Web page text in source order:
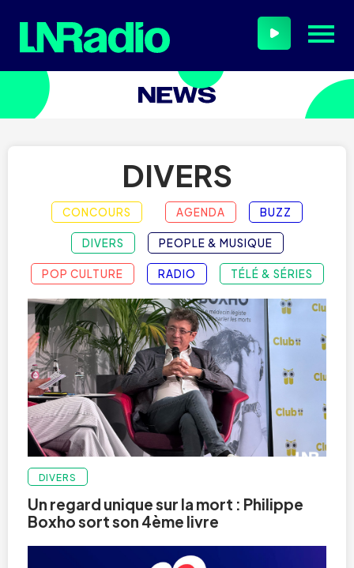
DIVERS
CONCOURS AGENDA BUZZ
DIVERS PEOPLE & MUSIQUE
POP CULTURE RADIO TÉLÉ & SÉRIES
DIVERS
Un regard unique sur la mort : Philippe
Boxho sort son 4ème livre